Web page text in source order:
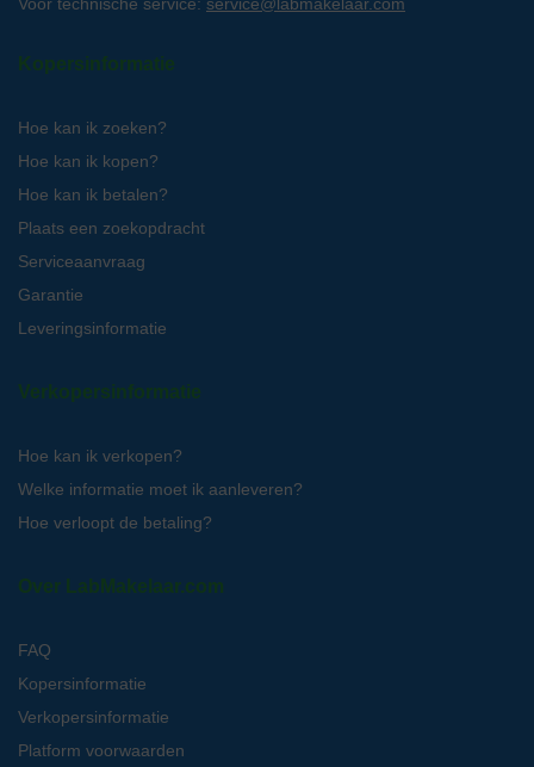
Kopersinformatie
Hoe kan ik zoeken?
Hoe kan ik kopen?
Hoe kan ik betalen?
Plaats een zoekopdracht
Serviceaanvraag
Garantie
Leveringsinformatie
Verkopersinformatie
Hoe kan ik verkopen?
Welke informatie moet ik aanleveren?
Hoe verloopt de betaling?
Over LabMakelaar.com
FAQ
Kopersinformatie
Verkopersinformatie
Platform voorwaarden